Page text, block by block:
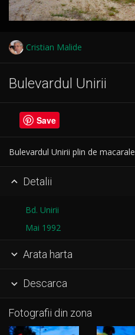
Cristian Malide
Bulevardul Unirii
Save
Bulevardul Unirii plin de macarale
 Detalii
Bd. Unirii
Mai 1992
 Arata harta
 Descarca
Fotografii din zona